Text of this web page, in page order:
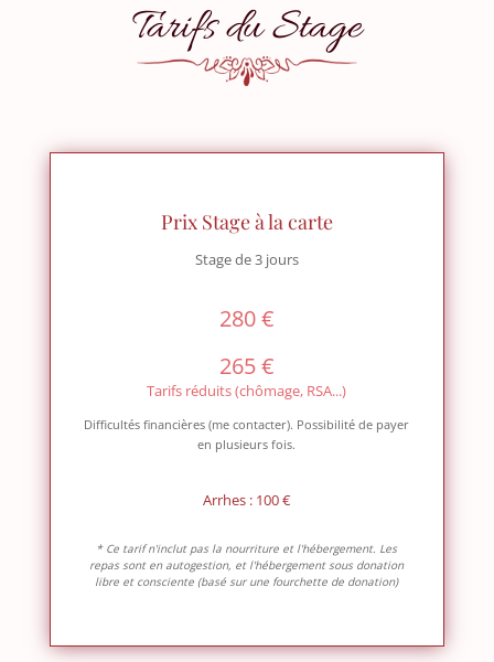
Tarifs du Stage
Prix Stage à la carte
Stage de 3 jours
280 €
265 €
Tarifs réduits (chômage, RSA...)
Difficultés financières (me contacter). Possibilité de payer
en plusieurs fois.
Arrhes : 100 €
* Ce tarif n'inclut pas la nourriture et l'hébergement. Les
repas sont en autogestion, et l'hébergement sous donation
libre et consciente (basé sur une fourchette de donation)